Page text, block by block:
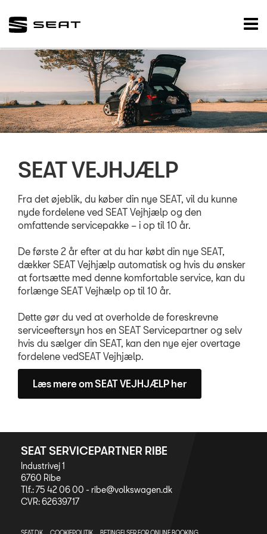
VÆRKSTED
Koncepter og
Hjulskifte
Service & Rep
Prismatch
Synstjek
NYHEDER
SEAT VEJHJÆLP
Fra det øjeblik, du køber din nye SEAT, vil du kunne
nyde fordelene ved SEAT Vejhjælp og den
omfattende servicepakke – i op til 10 år.
De første 2 år efter at du har købt din nye SEAT,
dækker SEAT Vejhjælp automatisk og hvis du ønsker
at fortsætte med denne komfortable service, kan du
forlænge SEAT Vejhælp op til 10 år.
Dette gør du ved at overholde de foreskrevne
serviceeftersyn hos en SEAT Servicepartner og selv
hvis du sælger din SEAT, kan den nye ejer overtage
fordelene vedSEAT Vejhjælp.
Læs mere om SEAT VEJHJÆLP her
SEAT SERVICEPARTNER RIBE
Industrivej 1
6760 Ribe
Tlf.: 75 42 06 00 - ribe@volkswagen.dk
CVR: 62639717